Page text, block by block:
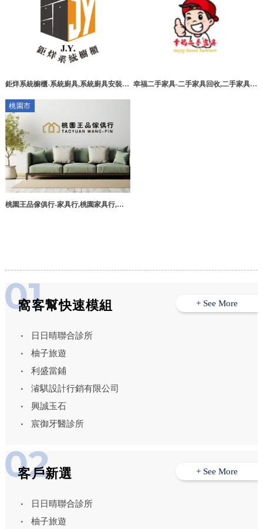
鉅烊系統櫥櫃-系統廚具,系統廚具安裝,
統廚具安裝,新莊區廚房系統家具
幸福二手家具-二手家具回收,二手家具買
桃園市
桃園王品傢俱行-家具行,桃園家具行,蘆
窩客幫快速模組
日日晴聯合診所
柚子旅遊
利盛當鋪
濬騏設計行銷有限公司
興誠玉石
宸御牙醫診所
+ See More
客戶新選
日日晴聯合診所
柚子旅遊
+ See More